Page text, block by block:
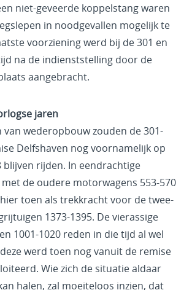
niet-geveerde koppelstang waren
in noodgevallen mogelijk te
voorziening werd bij de 301 en
na de indienststelling door de
aangebracht.
jaren
van wederopbouw zouden de 301-
Delfshaven nog voornamelijk op
blijven rijden. In eendrachtige
de oudere motorwagens 553-570
toen als trekkracht voor de twee-
1373-1395. De vierassige
1001-1020 reden in die tijd al wel
werd toen nog vanuit de remise
Wie zich de situatie aldaar
halen, zal moeiteloos inzien, dat